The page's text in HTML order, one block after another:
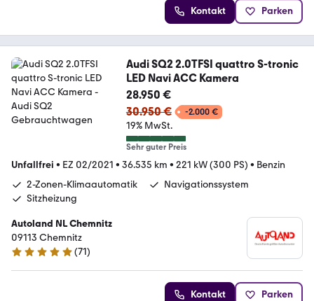
Kontakt Parken
Audi SQ2 2.0TFSI quattro S-tronic
LED Navi ACC Kamera
28.950 €
30.950 €
-2.000 €
19% MwSt.
Sehr guter Preis
Unfallfrei • EZ 02/2021 • 36.535 km • 221 kW (300 PS) • Benzin
2-Zonen-Klimaautomatik
Navigationssystem
Sitzheizung
Autoland NL Chemnitz
09113 Chemnitz
4.8 Sterne
(71)
Kontakt Parken